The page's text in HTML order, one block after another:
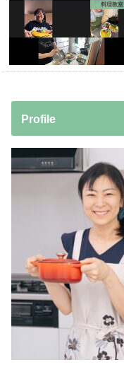
料理教室
Profile